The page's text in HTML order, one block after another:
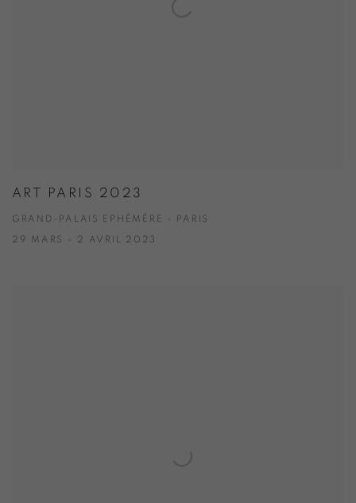
ART PARIS 2023
GRAND-PALAIS EPHÉMÈRE - PARIS
29 MARS - 2 AVRIL 2023